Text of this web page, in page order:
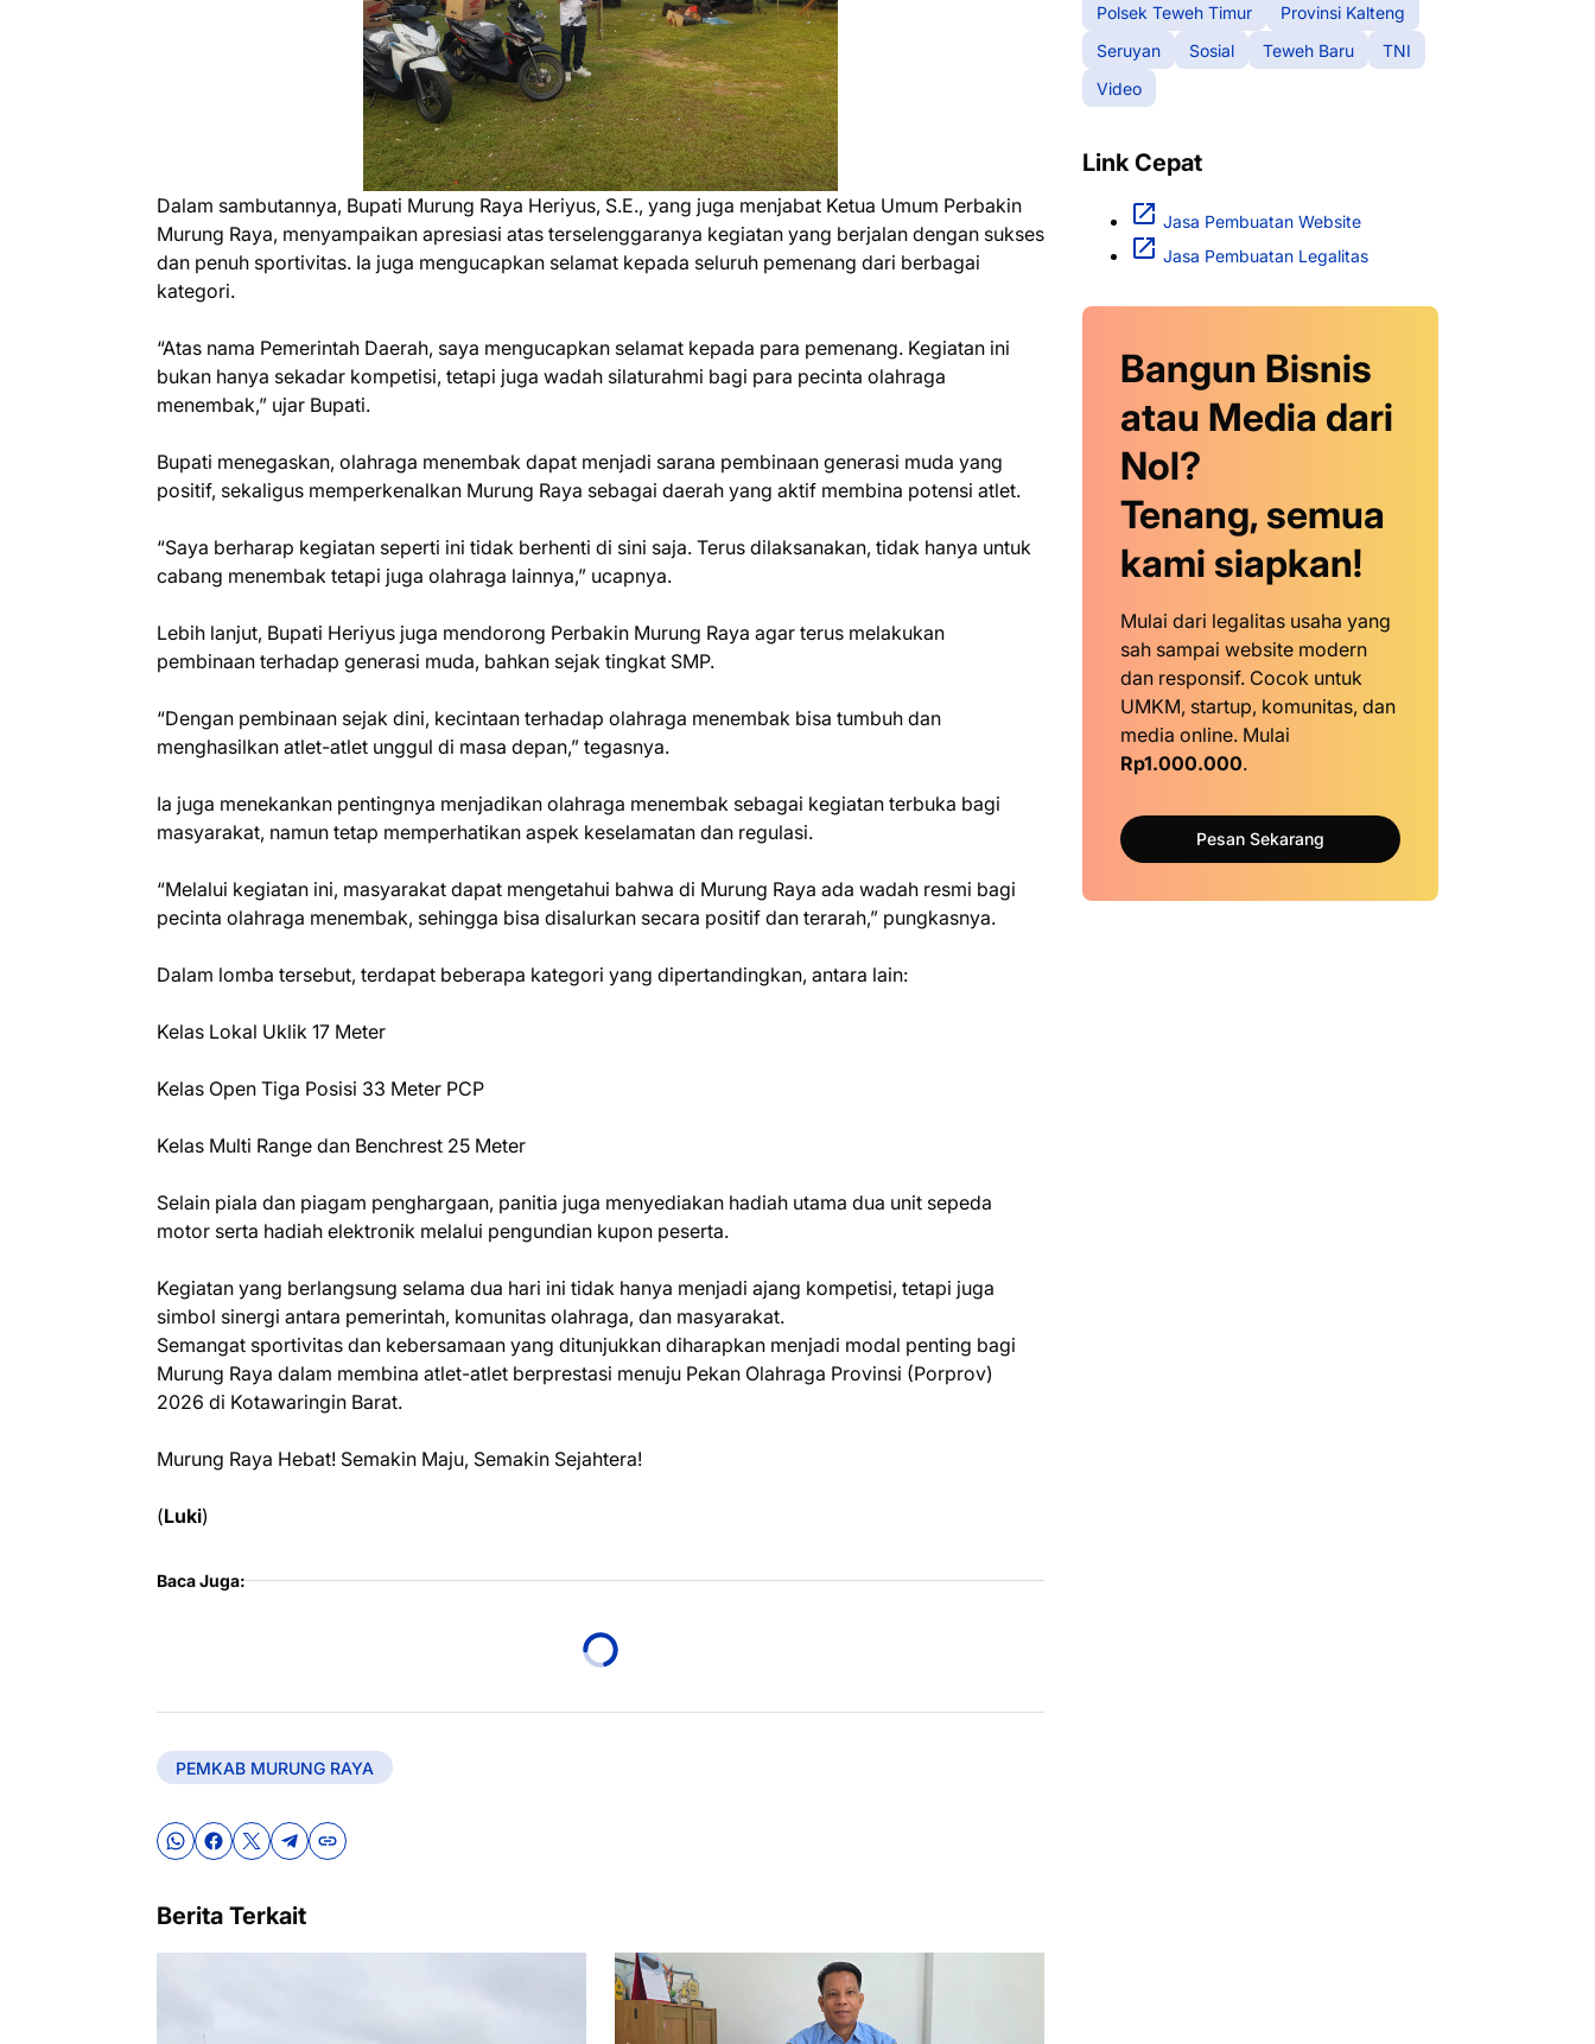
Dalam sambutannya, Bupati Murung Raya Heriyus, S.E., yang juga menjabat Ketua Umum Perbakin
Murung Raya, menyampaikan apresiasi atas terselenggaranya kegiatan yang berjalan dengan sukses
dan penuh sportivitas. Ia juga mengucapkan selamat kepada seluruh pemenang dari berbagai
kategori.
“Atas nama Pemerintah Daerah, saya mengucapkan selamat kepada para pemenang. Kegiatan ini
bukan hanya sekadar kompetisi, tetapi juga wadah silaturahmi bagi para pecinta olahraga
menembak,” ujar Bupati.
Bupati menegaskan, olahraga menembak dapat menjadi sarana pembinaan generasi muda yang
positif, sekaligus memperkenalkan Murung Raya sebagai daerah yang aktif membina potensi atlet.
“Saya berharap kegiatan seperti ini tidak berhenti di sini saja. Terus dilaksanakan, tidak hanya untuk
cabang menembak tetapi juga olahraga lainnya,” ucapnya.
Lebih lanjut, Bupati Heriyus juga mendorong Perbakin Murung Raya agar terus melakukan
pembinaan terhadap generasi muda, bahkan sejak tingkat SMP.
“Dengan pembinaan sejak dini, kecintaan terhadap olahraga menembak bisa tumbuh dan
menghasilkan atlet-atlet unggul di masa depan,” tegasnya.
Ia juga menekankan pentingnya menjadikan olahraga menembak sebagai kegiatan terbuka bagi
masyarakat, namun tetap memperhatikan aspek keselamatan dan regulasi.
“Melalui kegiatan ini, masyarakat dapat mengetahui bahwa di Murung Raya ada wadah resmi bagi
pecinta olahraga menembak, sehingga bisa disalurkan secara positif dan terarah,” pungkasnya.
Dalam lomba tersebut, terdapat beberapa kategori yang dipertandingkan, antara lain:
Kelas Lokal Uklik 17 Meter
Kelas Open Tiga Posisi 33 Meter PCP
Kelas Multi Range dan Benchrest 25 Meter
Selain piala dan piagam penghargaan, panitia juga menyediakan hadiah utama dua unit sepeda
motor serta hadiah elektronik melalui pengundian kupon peserta.
Kegiatan yang berlangsung selama dua hari ini tidak hanya menjadi ajang kompetisi, tetapi juga
simbol sinergi antara pemerintah, komunitas olahraga, dan masyarakat.
Semangat sportivitas dan kebersamaan yang ditunjukkan diharapkan menjadi modal penting bagi
Murung Raya dalam membina atlet-atlet berprestasi menuju Pekan Olahraga Provinsi (Porprov)
2026 di Kotawaringin Barat.
Murung Raya Hebat! Semakin Maju, Semakin Sejahtera!
(Luki)
Baca Juga:
PEMKAB MURUNG RAYA
Berita Terkait
Polsek Teweh Timur
Provinsi Kalteng
Seruyan
Sosial Teweh Baru
TNI
Video
Link Cepat
Jasa Pembuatan Website
Jasa Pembuatan Legalitas
Bangun Bisnis
atau Media dari
Nol?
Tenang, semua
kami siapkan!
Mulai dari legalitas usaha yang
sah sampai website modern
dan responsif. Cocok untuk
UMKM, startup, komunitas, dan
media online. Mulai
Rp1.000.000.
Pesan Sekarang